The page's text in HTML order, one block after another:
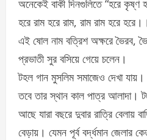
অনেকেই বাকী দিনগুলিতে “হরে
হরে রাম হরে রাম, রাম রাম হরে
এই ষোল নাম বত্রিশ অক্ষরে ভৈরব,
প্রভাতী সুর বসিয়ে গেয়ে চলেন।
টহল গান মুসলিম সমাজেও দেখা যায়।
তবে তার স্থান কাল পাত্র আলাদা।
আছে যারা বছরে দুবার রাত্রি বেলায়
বেড়ায়। যেমন পূর্ব বর্দ্ধমান জেলার